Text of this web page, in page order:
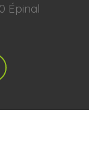
Épinal